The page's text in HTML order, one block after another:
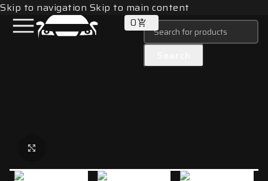
Skip to navigation Skip to main content
0